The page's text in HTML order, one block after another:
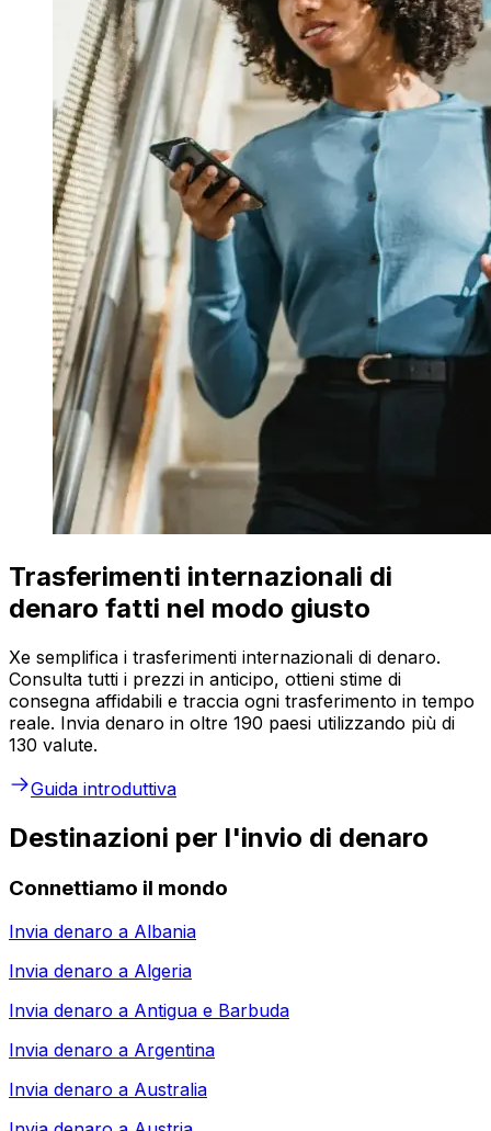
Trasferimenti internazionali di
denaro fatti nel modo giusto
Xe semplifica i trasferimenti internazionali di denaro.
Consulta tutti i prezzi in anticipo, ottieni stime di
consegna affidabili e traccia ogni trasferimento in tempo
reale. Invia denaro in oltre 190 paesi utilizzando più di
130 valute.
Guida introduttiva
Destinazioni per l'invio di denaro
Connettiamo il mondo
Invia denaro a Albania
Invia denaro a Algeria
Invia denaro a Antigua e Barbuda
Invia denaro a Argentina
Invia denaro a Australia